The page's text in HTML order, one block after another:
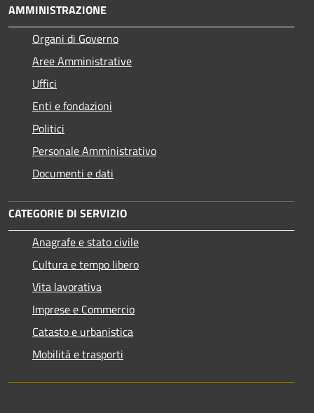
AMMINISTRAZIONE
Organi di Governo
Aree Amministrative
Uffici
Enti e fondazioni
Politici
Personale Amministrativo
Documenti e dati
CATEGORIE DI SERVIZIO
Anagrafe e stato civile
Cultura e tempo libero
Vita lavorativa
Imprese e Commercio
Catasto e urbanistica
Mobilità e trasporti